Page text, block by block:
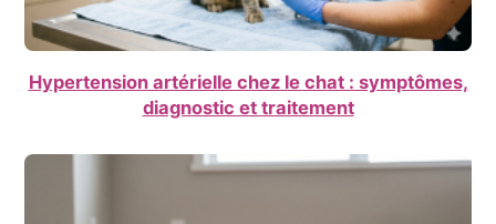
Hypertension artérielle chez le chat : symptômes,
diagnostic et traitement